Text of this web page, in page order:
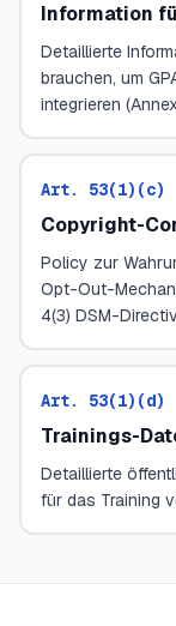
Information
Detaillierte
brauchen, um
integrieren
Art. 53(1)(c)
Copyright-
Policy zur
Opt-Out-
4(3) DSM-
Art. 53(1)(d)
Trainings-
Detaillierte
für das Training